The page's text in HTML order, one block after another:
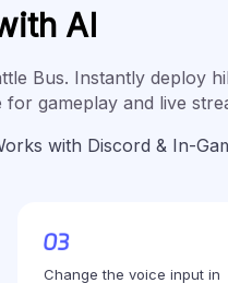
AI
Bus. Instantly deploy
gameplay and live
with Discord & In-
Change the voice input in